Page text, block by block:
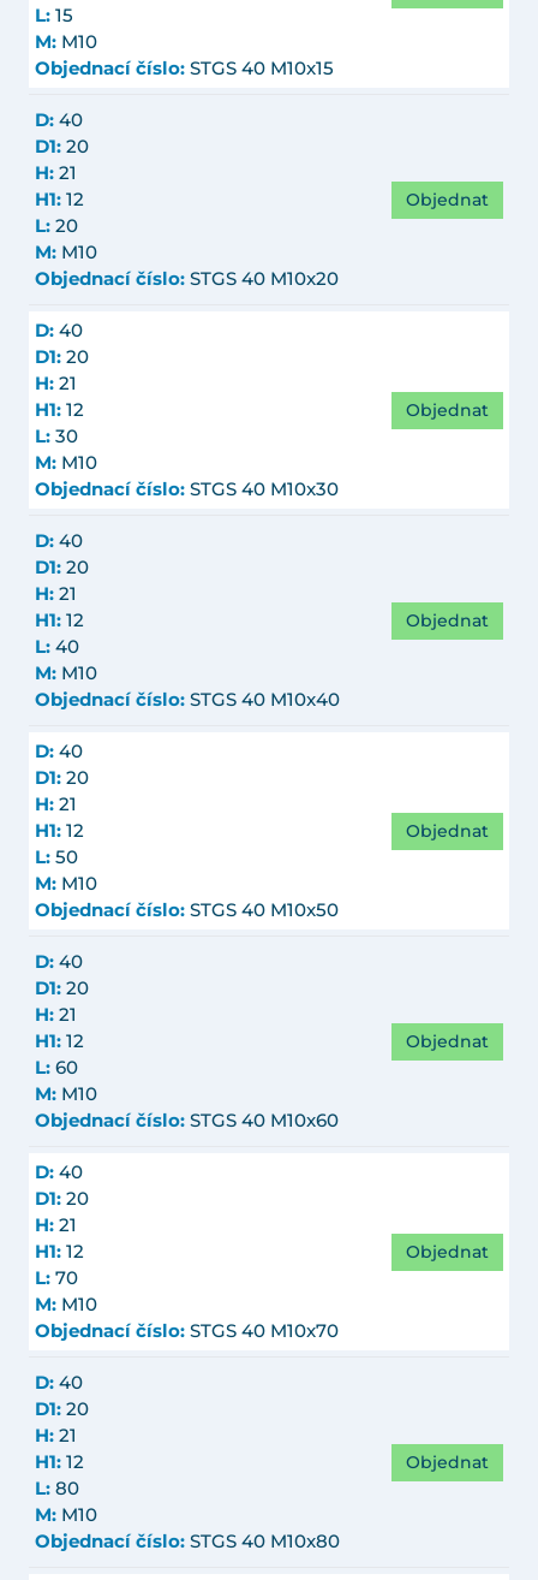
L: 15
M: M10
Objednací číslo: STGS 40 M10x15
D: 40
D1: 20
H: 21
H1: 12
L: 20
M: M10
Objednací číslo: STGS 40 M10x20
Objednat
D: 40
D1: 20
H: 21
H1: 12
L: 30
M: M10
Objednací číslo: STGS 40 M10x30
Objednat
D: 40
D1: 20
H: 21
H1: 12
L: 40
M: M10
Objednací číslo: STGS 40 M10x40
Objednat
D: 40
D1: 20
H: 21
H1: 12
L: 50
M: M10
Objednací číslo: STGS 40 M10x50
Objednat
D: 40
D1: 20
H: 21
H1: 12
L: 60
M: M10
Objednací číslo: STGS 40 M10x60
Objednat
D: 40
D1: 20
H: 21
H1: 12
L: 70
M: M10
Objednací číslo: STGS 40 M10x70
Objednat
D: 40
D1: 20
H: 21
H1: 12
L: 80
M: M10
Objednací číslo: STGS 40 M10x80
Objednat